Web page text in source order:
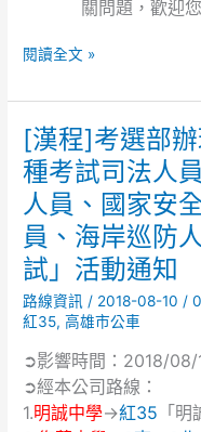
關問題，歡迎
閱讀全文 »
[漢程]考選部
種考試司法人
人員、國家安
員、海岸巡防
試」活動通知
路線資訊 / 2018-08-10 /
紅35,高雄市公車
➲影響時間：2018/
➲經本公司路線：
1.明誠中學→紅35 「明
[漢
程]
考
選
部
辦
理
「107
年
務
人
員